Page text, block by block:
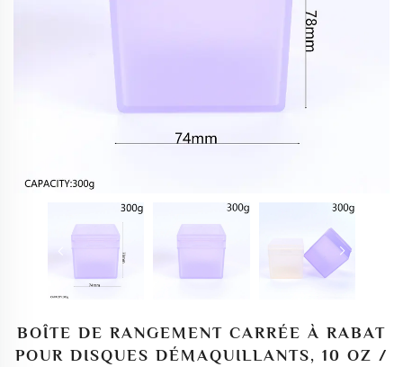
BOÎTE DE RANGEMENT CARRÉE À RABAT
POUR DISQUES DÉMAQUILLANTS, 10 OZ /